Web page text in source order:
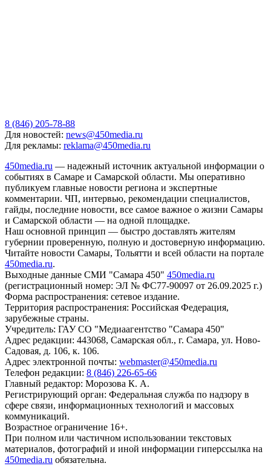
8 (846) 205-78-88
Для новостей: news@450media.ru
Для рекламы: reklama@450media.ru
450media.ru — надежный источник актуальной информации о
событиях в Самаре и Самарской области. Мы оперативно
публикуем главные новости региона и экспертные
комментарии. ЧП, интервью, рекомендации специалистов,
гайды, последние новости, все самое важное о жизни Самары
и Самарской области — на одной площадке.
Наш основной принцип — быстро доставлять жителям
губернии проверенную, полную и достоверную информацию.
Читайте новости Самары, Тольятти и всей области на портале
450media.ru.
Выходные данные СМИ "Самара 450" 450media.ru
(регистрационный номер: ЭЛ № ФС77-90097 от 26.09.2025 г.)
Форма распространения: сетевое издание.
Территория распространения: Российская Федерация,
зарубежные страны.
Учредитель: ГАУ СО "Медиаагентство "Самара 450"
Адрес редакции: 443068, Самарская обл., г. Самара, ул. Ново-
Садовая, д. 106, к. 106.
Адрес электронной почты: webmaster@450media.ru
Телефон редакции: 8 (846) 226-65-66
Главный редактор: Морозова К. А.
Регистрирующий орган: Федеральная служба по надзору в
сфере связи, информационных технологий и массовых
коммуникаций.
Возрастное ограничение 16+.
При полном или частичном использовании текстовых
материалов, фотографий и иной информации гиперссылка на
450media.ru обязательна.